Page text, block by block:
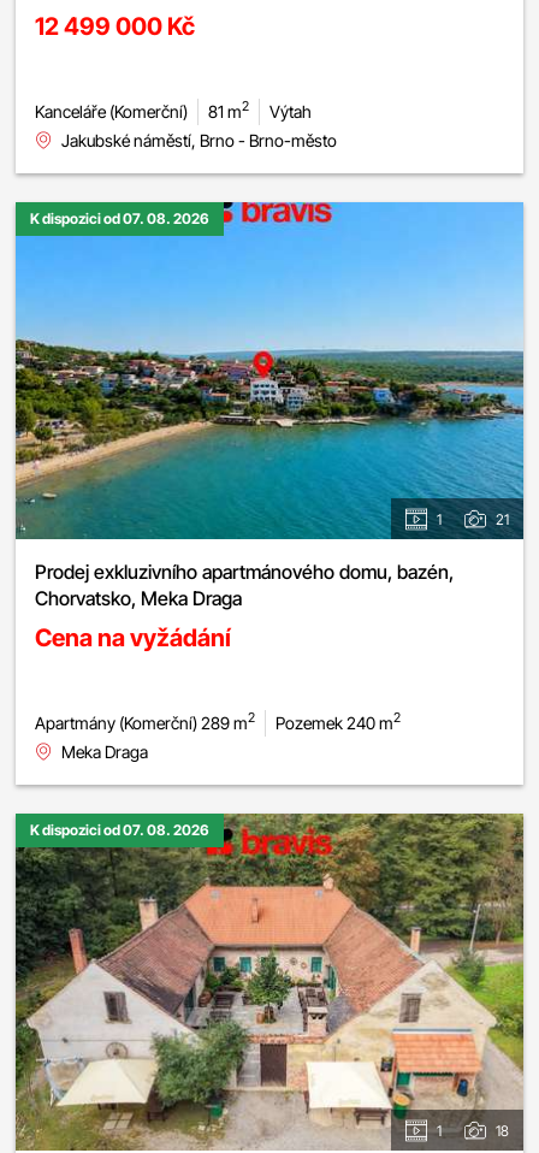
12 499 000 Kč
Kanceláře (Komerční) 81 m2
Výtah
Jakubské náměstí, Brno - Brno-město
K dispozici od 07. 08. 2026
1 21
Prodej exkluzivního apartmánového domu, bazén,
Chorvatsko, Meka Draga
Cena na vyžádání
Apartmány (Komerční) 289 m2 Pozemek 240 m2
Meka Draga
K dispozici od 07. 08. 2026
1 18